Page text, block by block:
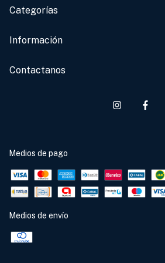
Categorías
Información
Contactanos
Medios de pago
Medios de envío